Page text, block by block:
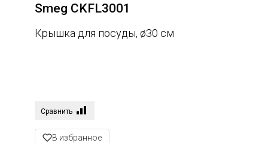
Smeg CKFL3001
Крышка для посуды, ø30 см
Сравнить
В избранное